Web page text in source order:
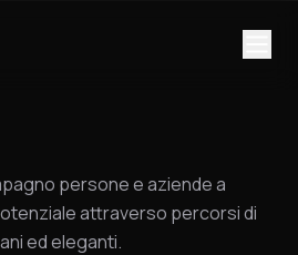
persone e aziende a
attraverso percorsi di
ed eleganti.